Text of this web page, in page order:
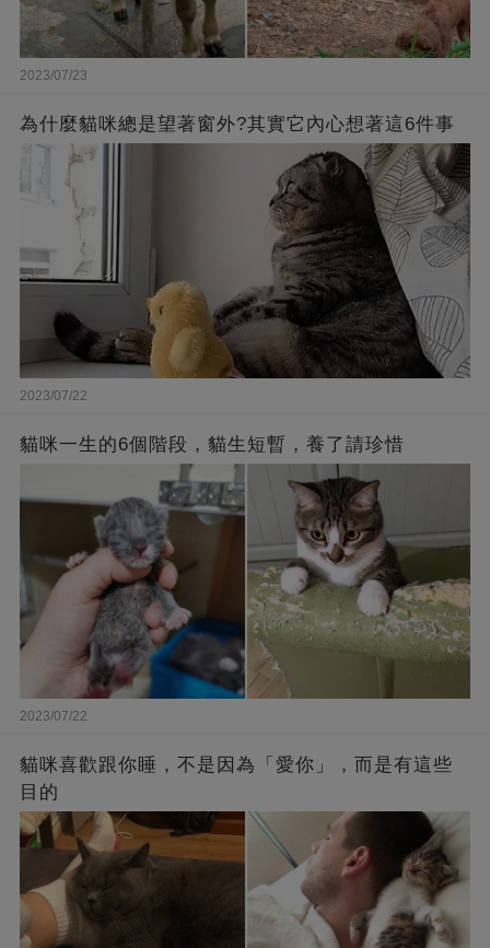
2023/07/23
為什麼貓咪總是望著窗外?其實它內心想著這6件事
2023/07/22
貓咪一生的6個階段，貓生短暫，養了請珍惜
2023/07/22
貓咪喜歡跟你睡，不是因為「愛你」，而是有這些
目的